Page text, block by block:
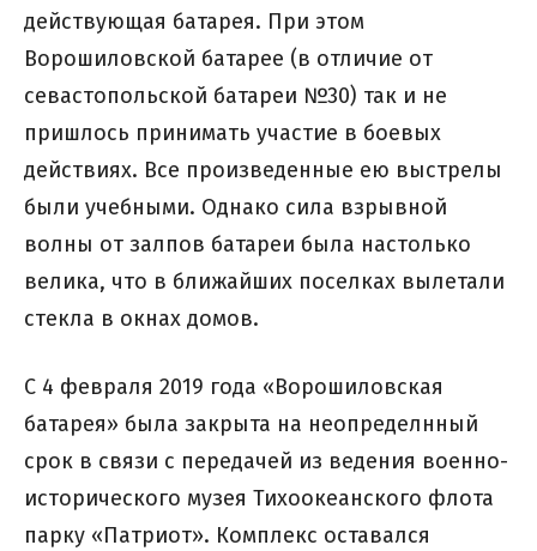
действующая батарея. При этом
Ворошиловской батарее (в отличие от
севастопольской батареи №30) так и не
пришлось принимать участие в боевых
действиях. Все произведенные ею выстрелы
были учебными. Однако сила взрывной
волны от залпов батареи была настолько
велика, что в ближайших поселках вылетали
стекла в окнах домов.
С 4 февраля 2019 года «Ворошиловская
батарея» была закрыта на неопределнный
срок в связи с передачей из ведения военно-
исторического музея Тихоокеанского флота
парку «Патриот». Комплекс оставался